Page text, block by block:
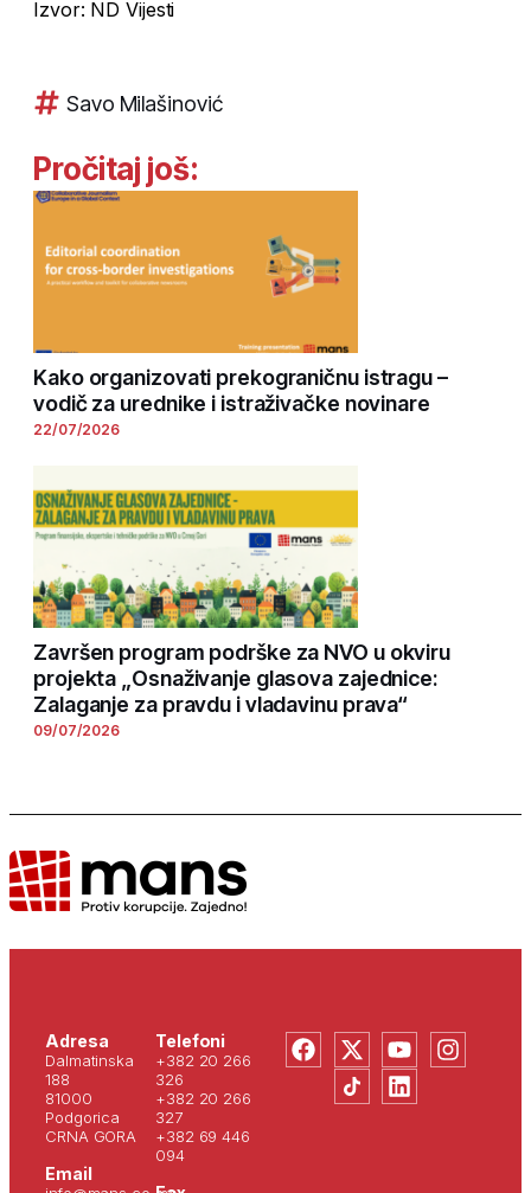
Izvor: ND Vijesti
Savo Milašinović
Pročitaj još:
Kako organizovati prekograničnu istragu –
vodič za urednike i istraživačke novinare
22/07/2026
Završen program podrške za NVO u okviru
projekta „Osnaživanje glasova zajednice:
Zalaganje za pravdu i vladavinu prava“
09/07/2026
Adresa
Dalmatinska
188
81000
Podgorica
CRNA GORA
Email
Telefoni
+382 20 266
326
+382 20 266
327
+382 69 446
094